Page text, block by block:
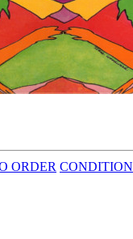
ORDER CONDITION